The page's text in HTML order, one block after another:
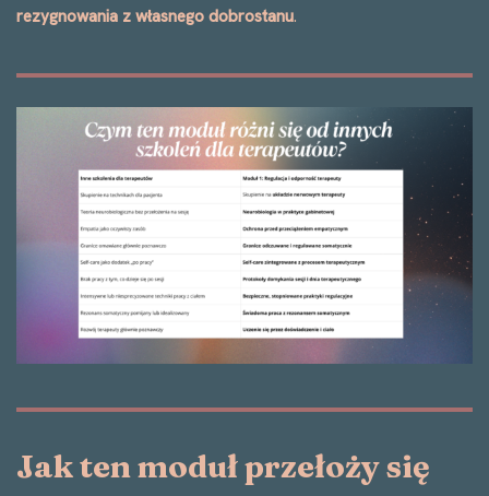
rezygnowania z własnego dobrostanu.
Jak ten moduł przełoży się